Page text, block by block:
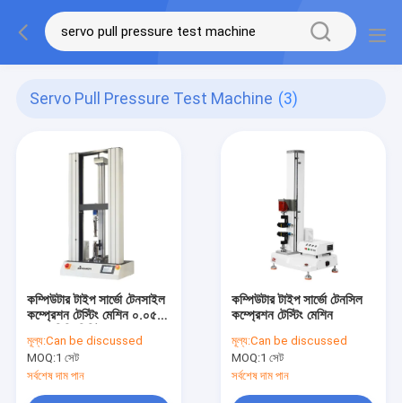
Servo Pull Pressure Test Machine (3)
কম্পিউটার টাইপ সার্ভো টেনসাইল
কম্প্রেশন টেস্টিং মেশিন ০.০৫ -
মূল্য:Can be discussed
MOQ:1 সেট
সর্বশেষ দাম পান
কম্পিউটার টাইপ সার্ভো টেনসিল
কম্প্রেশন টেস্টিং মেশিন
মূল্য:Can be discussed
MOQ:1 সেট
সর্বশেষ দাম পান